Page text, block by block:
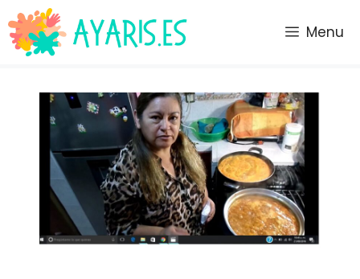
Saltar
al
contenido
Menu